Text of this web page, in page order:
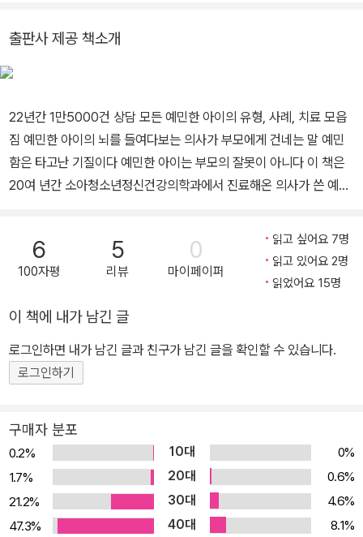
의 책을 집필했다. 사춘기를 건너는 우리 아이에게 꼭 필요한 것은 무
엇일까? 24년간 진료실에서 수많은 청소년 자녀와 부모들을 만나온
단하고 결정하고 행동하는 힘으로, 부모로부터 심리적으로 독립하며
자기 삶의 방향을 찾아가는 청소년기 아이들에게 반드시 필요한 능력
이다. 이 책을 쓰는 동안 고3 자녀의 학부모이기도 했던 저자는 전문
성과 엄마의 경험을 더해 부모로서 불안을 내려놓는 방법과 아이의
수의 행복한 양육코칭 contents.premium.naver.com/mommin
d/knowledge 인스타그램 @missing_brookline
출판사 제공 책소개
22년간 1만5000건 상담 모든 예민한 아이의 유형, 사례, 치료 모읍
짐 예민한 아이의 뇌를 들여다보는 의사가 부모에게 건네는 말 예민
함은 타고난 기질이다 예민한 아이는 부모의 잘못이 아니다 이 책은
20여 년간 소아청소년정신건강의학과에서 진료해온 의사가 쓴 예민
사람들에게 특정한 증상을 만들어낸다. 저자가 최근 10년간 진료실
에서 만난 아이 중 다수는 특히 ‘불안’을 호소했다. 이 아이들은 매우
예민했는데, 어린이집, 유치원, 초등학교 진학 모두를 버거워했다. 무
넘기의 연속이다. 저자는 두 아이를 키우는 엄마이기도 한데, 첫딸이
‘초예민’ 유형에 속한다. 이제는 대학생이 되었지만, 까다로운 기질 탓
에 성장통을 격렬하게 겪으며 지나왔고, 저자 역시 자책하는 시간이
길었다. 즉 이 책은 예민한 자녀를 둔 엄마로서, 또 진료실에서 비슷한
심 내용을 말하자면 이렇다. “예민함은 타고나는 기질이다. 예민한 아
이의 성향은 부모의 잘못이 아니다.” 두 가지는 아무리 강조해도 지나
치지 않는다. 왜냐하면 부모는 내 아이가 잠도 잘 못 자고, 밥도 거의
안 먹고, 울음을 그치지 않고, 또래들과 잘 어울리지 못하는 것이 혹시
임신 기간에 내가 뭔가 잘못했거나 혹은 양육 방법이 잘못되어서인가
6
100자평
5
리뷰
0
마이페이퍼
읽고 싶어요 7명
읽고 있어요 2명
읽었어요 15명
이 책에 내가 남긴 글
로그인하면 내가 남긴 글과 친구가 남긴 글을 확인할 수 있습니다.
로그인하기
구매자 분포
0.2% 10대
0%
1.7%
20대
0.6%
21.2%
30대
4.6%
47.3%
40대
8.1%